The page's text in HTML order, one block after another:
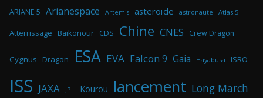
ARIANE 5 Arianespace Artemis asteroïde astronaute Atlas 5
Atterrissage Baikonour CDS Chine CNES Crew Dragon
Cygnus Dragon ESA EVA Falcon 9 Gaia Hayabusa ISRO
ISS JAXA JPL Kourou lancement Long March